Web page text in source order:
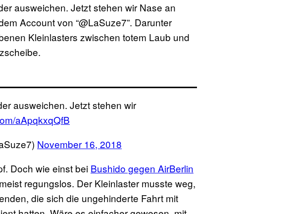
ausweichen. Jetzt stehen wir Nase an
Account von “@LaSuze7”. Darunter
Kleinlasters zwischen totem Laub und
ausweichen. Jetzt stehen wir
aApqkxqQfB
November 16, 2018
Doch wie einst bei Bushido gegen AirBerlin
regungslos. Der Kleinlaster musste weg,
die sich die ungehinderte Fahrt mit